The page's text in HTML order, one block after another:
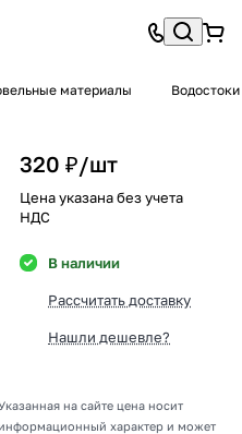
материалы Водостоки
320 ₽/шт
Цена указана без учета
НДС
В наличии
Рассчитать доставку
Нашли дешевле?
на сайте цена носит
характер и может